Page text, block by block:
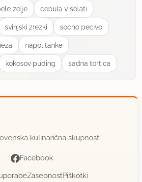
zelje cebula v solati
svinjski zrezki socno pecivo
napolitanke
kokosov puding sadna tortica
kulinarična skupnost.
Facebook
ZasebnostPiškotki